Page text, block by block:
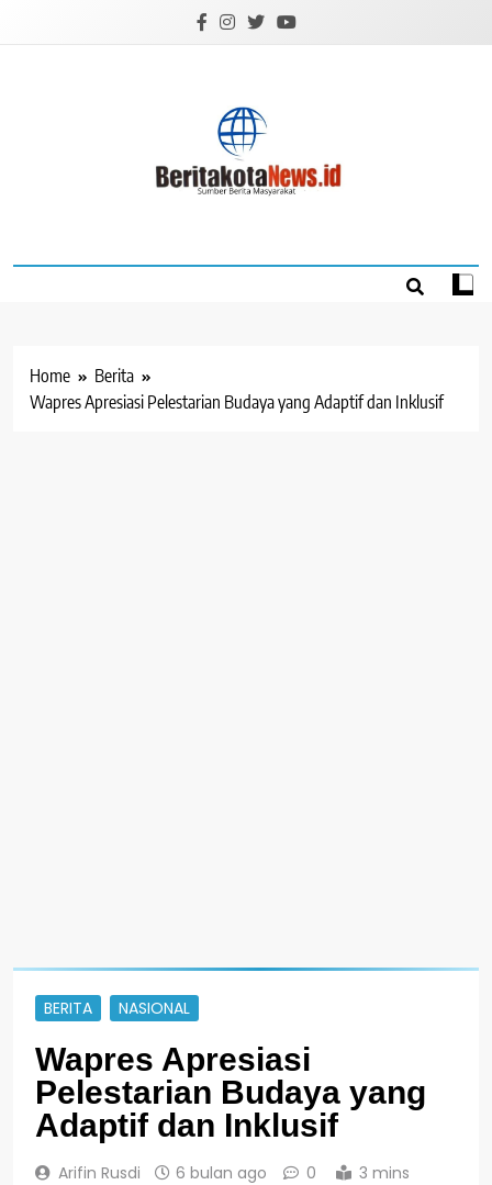
Home
Berita
Wapres Apresiasi Pelestarian Budaya yang Adaptif dan Inklusif
BERITA NASIONAL
Wapres Apresiasi
Pelestarian Budaya yang
Adaptif dan Inklusif
Arifin Rusdi 6 bulan ago 0 3 mins